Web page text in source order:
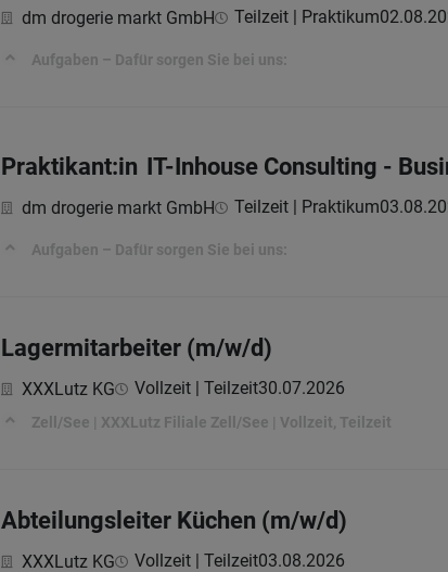
dm drogerie markt GmbH Teilzeit | Praktikum
Aufgaben – Dafür sorgen Sie bei uns:
Praktikant:in IT-Inhouse Consulting -
dm drogerie markt GmbH Teilzeit | Praktikum
Aufgaben – Dafür sorgen Sie bei uns:
Lagermitarbeiter (m/w/d)
XXXLutz KG Vollzeit | Teilzeit30.07.2026
Zell/See | XXXLutz Filiale Zell/See | Vollzeit, Teilzeit
Abteilungsleiter Küchen (m/w/d)
XXXLutz KG Vollzeit | Teilzeit03.08.2026